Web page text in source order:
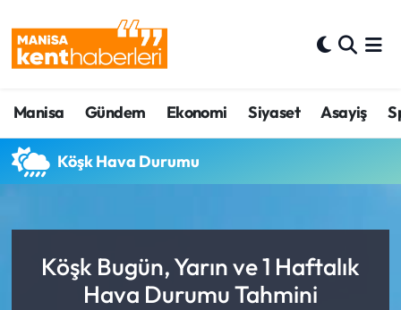
Manisa Gündem Ekonomi Siyaset Asayiş
Köşk Hava Durumu
Köşk Bugün, Yarın ve 1 Haftalık
Hava Durumu Tahmini
Ahmetli Hava Durumu
Ahmetli Trafik Yoğunluk Haritası
Süper Lig Puan Durumu ve Fikstür
Haber Arşivi